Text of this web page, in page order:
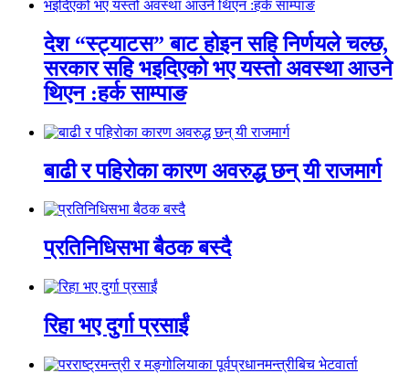
देश “स्ट्याटस” बाट होइन सहि निर्णयले चल्छ,
सरकार सहि भइदिएको भए यस्तो अवस्था आउने
थिएन :हर्क साम्पाङ
बाढी र पहिरोका कारण अवरुद्ध छन् यी राजमार्ग
प्रतिनिधिसभा बैठक बस्दै
रिहा भए दुर्गा प्रसाईं